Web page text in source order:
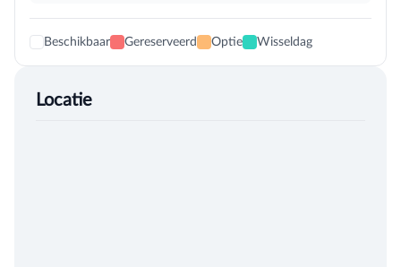
Beschikbaar Gereserveerd Optie Wisseldag
Locatie